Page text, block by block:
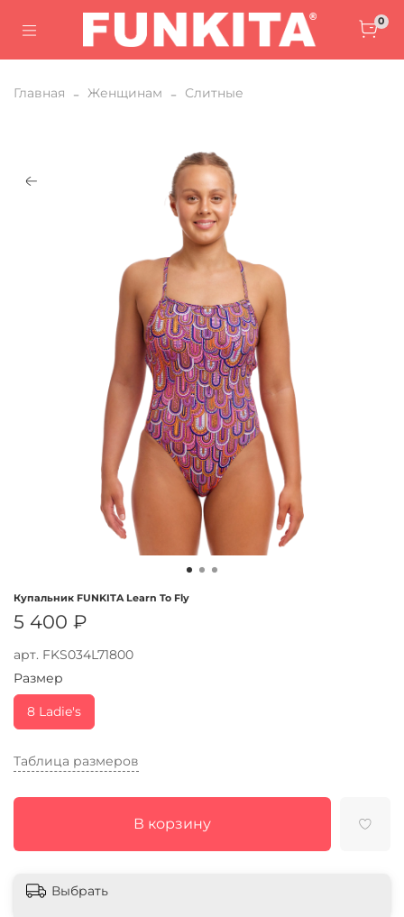
0
Главная Женщинам Слитные
арт. FKS034L71800
Купальник FUNKITA Learn To Fly
5 400 ₽
Таблица размеров
В корзину
Размер
8 Ladie's
Выбрать